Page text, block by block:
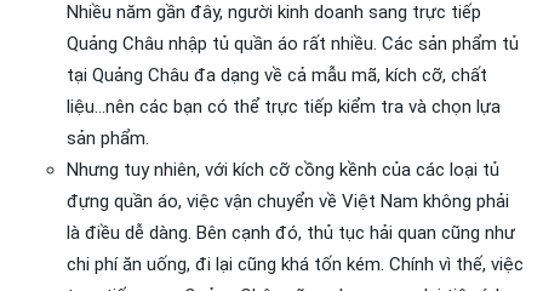
Nhiều năm gần đây, người kinh doanh sang trực tiếp
Quảng Châu nhập tủ quần áo rất nhiều. Các sản phẩm tủ
tại Quảng Châu đa dạng về cả mẫu mã, kích cỡ, chất
liệu...nên các bạn có thể trực tiếp kiểm tra và chọn lựa
sản phẩm.
Nhưng tuy nhiên, với kích cỡ cồng kềnh của các loại tủ
đựng quần áo, việc vận chuyển về Việt Nam không phải
là điều dễ dàng. Bên cạnh đó, thủ tục hải quan cũng như
chi phí ăn uống, đi lại cũng khá tốn kém. Chính vì thế, việc